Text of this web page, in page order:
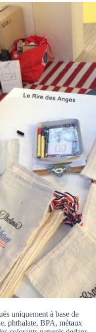
uniquement à base de
phthalate, BPA, métaux